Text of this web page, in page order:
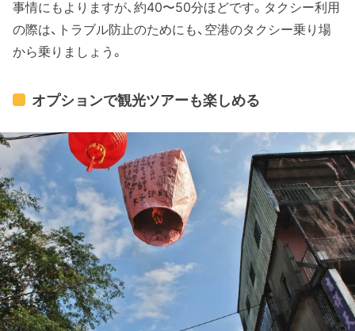
事情にもよりますが、約40〜50分ほどです。タクシー利用
の際は、トラブル防止のためにも、空港のタクシー乗り場
から乗りましょう。
オプションで観光ツアーも楽しめる